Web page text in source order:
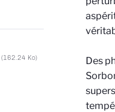
(162.24 Ko) Des